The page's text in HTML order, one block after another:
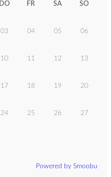
DO FR SA SO
03 04 05 06
10 11 12 13
17 18 19 20
24 25 26 27
Powered by Smoobu